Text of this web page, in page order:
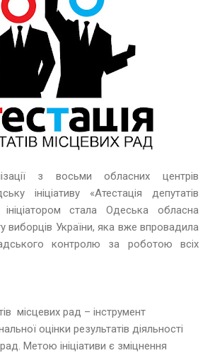
з восьми обласних центрів
ініціативу «Атестація депутатів
стала Одеська обласна
виборців України, яка вже впровадила
контролю за роботою всіх
місцевих рад – інструмент
оцінки результатів діяльності
Метою ініціативи є зміцнення